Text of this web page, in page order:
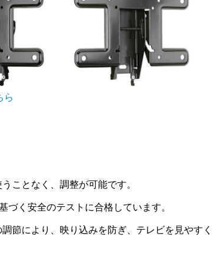
ら
ことなく、調整が可能です。
く安全のテストに合格しています。
節により、映り込みを防ぎ、テレビを見やすく